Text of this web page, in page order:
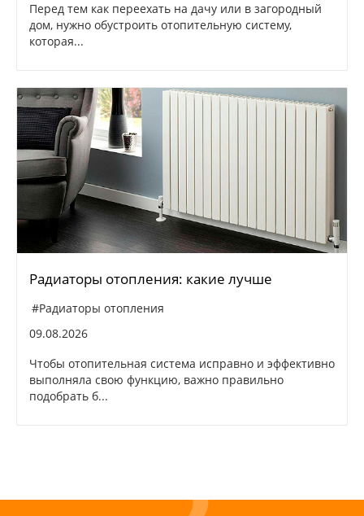
Перед тем как переехать на дачу или в загородный
дом, нужно обустроить отопительную систему,
которая...
Радиаторы отопления: какие лучше
#Радиаторы отопления
09.08.2026
Чтобы отопительная система исправно и эффективно
выполняла свою функцию, важно правильно
подобрать б...